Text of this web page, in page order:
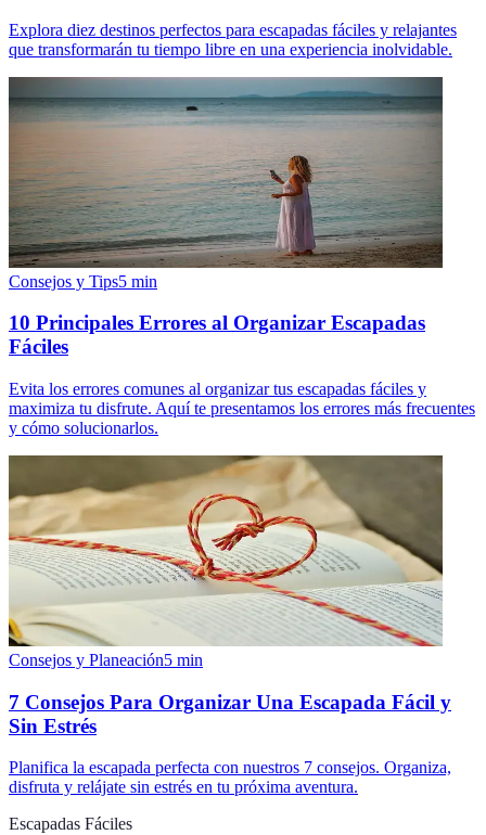
Explora diez destinos perfectos para escapadas fáciles y relajantes
que transformarán tu tiempo libre en una experiencia inolvidable.
Consejos y Tips5 min
10 Principales Errores al Organizar Escapadas
Fáciles
Evita los errores comunes al organizar tus escapadas fáciles y
maximiza tu disfrute. Aquí te presentamos los errores más frecuentes
y cómo solucionarlos.
Consejos y Planeación5 min
7 Consejos Para Organizar Una Escapada Fácil y
Sin Estrés
Planifica la escapada perfecta con nuestros 7 consejos. Organiza,
disfruta y relájate sin estrés en tu próxima aventura.
Escapadas Fáciles